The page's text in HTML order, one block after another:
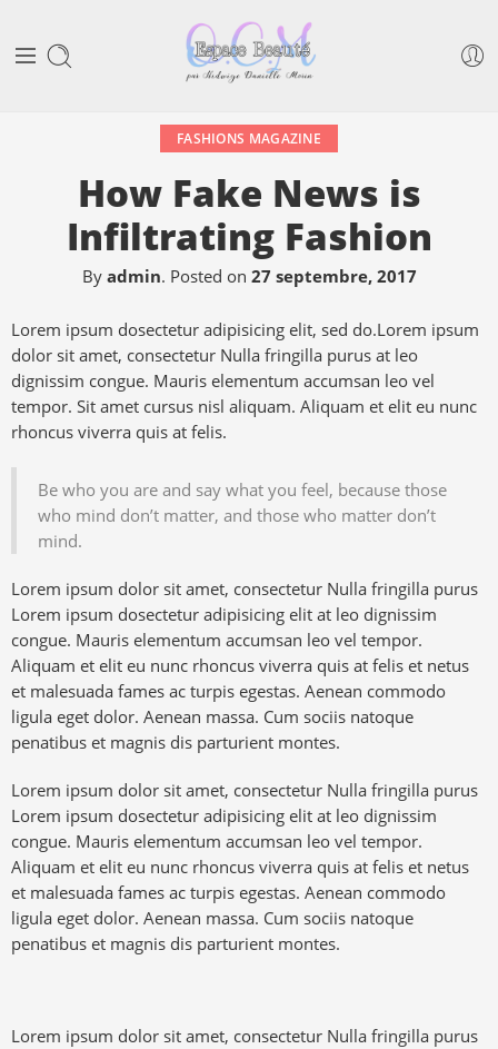
FASHIONS MAGAZINE
How Fake News is
Infiltrating Fashion
By admin. Posted on 27 septembre, 2017
Lorem ipsum dosectetur adipisicing elit, sed do.Lorem ipsum
dolor sit amet, consectetur Nulla fringilla purus at leo
dignissim congue. Mauris elementum accumsan leo vel
tempor. Sit amet cursus nisl aliquam. Aliquam et elit eu nunc
rhoncus viverra quis at felis.
Be who you are and say what you feel, because those
who mind don’t matter, and those who matter don’t
mind.
Lorem ipsum dolor sit amet, consectetur Nulla fringilla purus
Lorem ipsum dosectetur adipisicing elit at leo dignissim
congue. Mauris elementum accumsan leo vel tempor.
Aliquam et elit eu nunc rhoncus viverra quis at felis et netus
et malesuada fames ac turpis egestas. Aenean commodo
ligula eget dolor. Aenean massa. Cum sociis natoque
penatibus et magnis dis parturient montes.
Lorem ipsum dolor sit amet, consectetur Nulla fringilla purus
Lorem ipsum dosectetur adipisicing elit at leo dignissim
congue. Mauris elementum accumsan leo vel tempor.
Aliquam et elit eu nunc rhoncus viverra quis at felis et netus
et malesuada fames ac turpis egestas. Aenean commodo
ligula eget dolor. Aenean massa. Cum sociis natoque
penatibus et magnis dis parturient montes.
Lorem ipsum dolor sit amet, consectetur Nulla fringilla purus